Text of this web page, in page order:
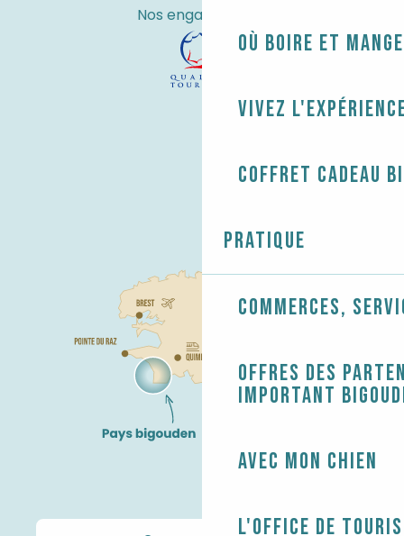
Où boire et
Vivez
Coffret cadeau
Pratique
Commerces,
Offres des
Important
Avec mon chien
L'Office de
Nos engagements